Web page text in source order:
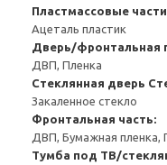
Пластмассовые
Ацеталь пластик
Дверь/фронтальная
ДВП, Пленка
Стеклянная дверь
Закаленное стекло
Фронтальная часть:
ДВП, Бумажная пленка,
Тумба под ТВ/